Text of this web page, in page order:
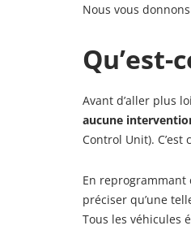
Nous vous
Avant d’aller plus
aucune
Control Unit).
En reprogrammant
préciser qu’une
Tous les véhicules